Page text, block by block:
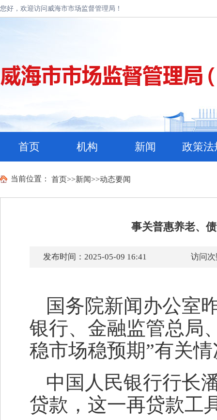
您好，欢迎访问威海市市场监督管理局！
首页 机构 新闻 政策法
当前位置： 首页>>新闻>>动态要闻
事关普惠养老、
发布时间：2025-05-09 16:41 访问
国务院新闻办公室
银行、金融监管总局
稳市场稳预期”有关
中国人民银行行长
贷款，这一再贷款工